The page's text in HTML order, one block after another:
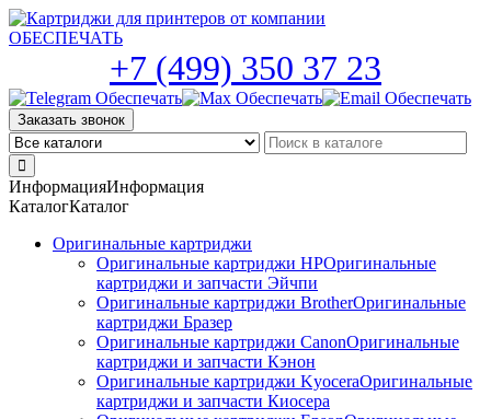
Skip
to
+7 (499) 350 37 23
Заказать звонок
ИнформацияИнформация
КаталогКаталог
Оригинальные картриджи
Оригинальные картриджи HPОригинальные
картриджи и запчасти Эйчпи
Оригинальные картриджи BrotherОригинальные
картриджи Бразер
Оригинальные картриджи CanonОригинальные
картриджи и запчасти Кэнон
Оригинальные картриджи KyoceraОригинальные
картриджи и запчасти Киосера